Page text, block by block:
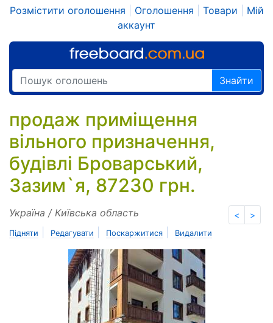
Розмістити оголошення Оголошення Товари
Мій
аккаунт
Знайти
продаж приміщення
вільного призначення,
будівлі Броварський,
Зазим`я, 87230 грн.
< >
Україна / Київська область
Підняти Редагувати Поскаржитися Видалити